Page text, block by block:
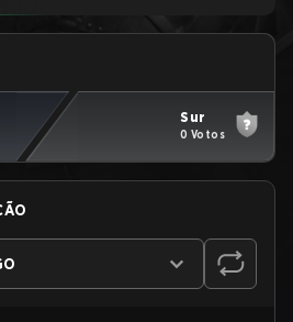
Sur
0 Votos